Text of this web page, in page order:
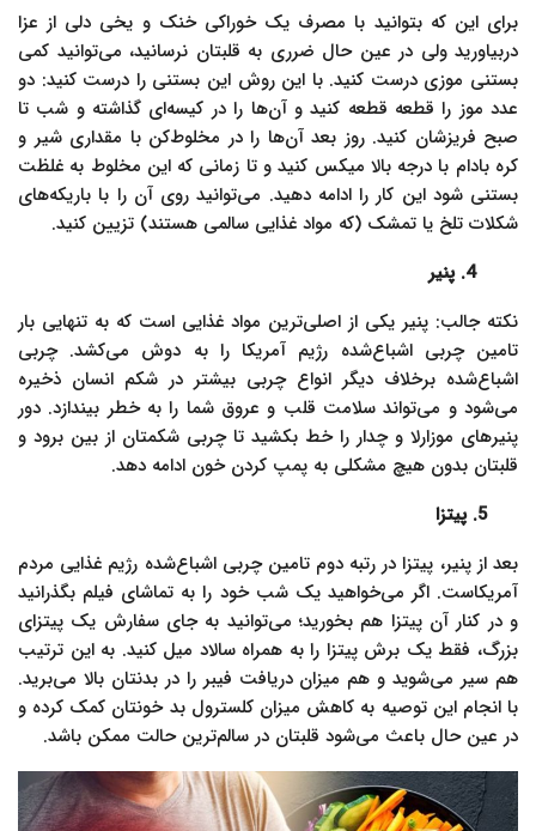
برای این که بتوانید با مصرف یک خوراکی خنک و یخی دلی از عزا
دربیاورید ولی در عین حال ضرری به قلبتان نرسانید، می‌توانید کمی
بستنی موزی درست کنید. با این روش این بستنی را درست کنید: دو
عدد موز را قطعه قطعه کنید و آن‌ها را در کیسه‌ای گذاشته و شب تا
صبح فریزشان کنید. روز بعد آن‌ها را در مخلوط‌کن با مقداری شیر و
کره بادام با درجه بالا میکس کنید و تا زمانی که این مخلوط به غلظت
بستنی شود این کار را ادامه دهید. می‌توانید روی آن را با باریکه‌های
شکلات تلخ یا تمشک (که مواد غذایی سالمی هستند) تزیین کنید.
4. پنیر
نکته جالب: پنیر یکی از اصلی‌ترین مواد غذایی است که به تنهایی بار
تامین چربی اشباع‌شده رژیم آمریکا را به دوش می‌کشد. چربی
اشباع‌شده برخلاف دیگر انواع چربی بیشتر در شکم انسان ذخیره
می‌شود و می‌تواند سلامت قلب و عروق شما را به خطر بیندازد. دور
پنیرهای موزارلا و چدار را خط بکشید تا چربی شکمتان از بین برود و
قلبتان بدون هیچ مشکلی به پمپ کردن خون ادامه دهد.
بعد از پنیر، پیتزا در رتبه دوم تامین چربی اشباع‌شده رژیم غذایی مردم
آمریکاست. اگر می‌خواهید یک شب خود را به تماشای فیلم بگذرانید
و در کنار آن پیتزا هم بخورید؛ می‌توانید به جای سفارش یک پیتزای
بزرگ، فقط یک برش پیتزا را به همراه سالاد میل کنید. به این ترتیب
هم سیر می‌شوید و هم میزان دریافت فیبر را در بدنتان بالا می‌برید.
با انجام این توصیه به کاهش میزان کلسترول بد خونتان کمک کرده و
در عین حال باعث می‌شود قلبتان در سالم‌ترین حالت ممکن باشد.